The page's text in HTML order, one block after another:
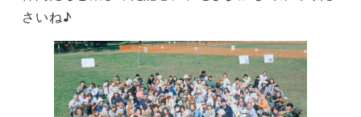
さいね♪